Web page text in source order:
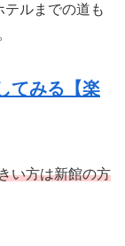
ルまでの道も
てみる【楽
い方は新館の方